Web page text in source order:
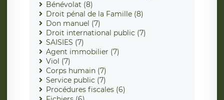
Bénévolat (8)
Droit pénal de la Famille (8)
Don manuel (7)
Droit international public (7)
SAISIES (7)
Agent immobilier (7)
Viol (7)
Corps humain (7)
Service public (7)
Procédures fiscales (6)